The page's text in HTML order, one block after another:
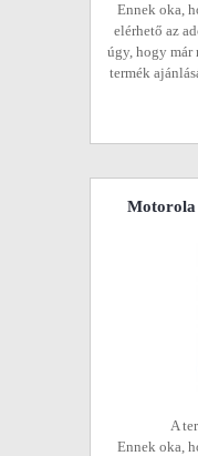
Ennek oka,
elérhető az
úgy, hogy már
termék
A
Ennek oka,